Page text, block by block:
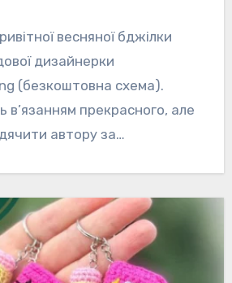
дизайнерки
(безкоштовна схема).
в’язанням прекрасного, але
автору за…